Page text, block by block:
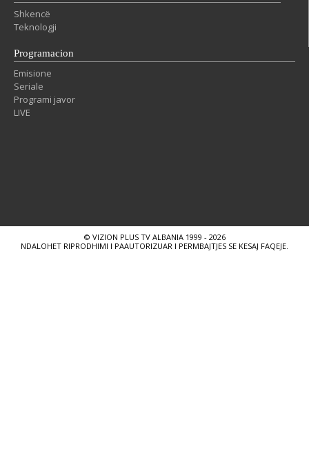
Shkencë
Teknologji
Programacion
Emisione
Seriale
Programi javor
LIVE
© VIZION PLUS TV ALBANIA 1999 - 2026
NDALOHET RIPRODHIMI I PAAUTORIZUAR I PERMBAJTJES SE KESAJ FAQEJE.